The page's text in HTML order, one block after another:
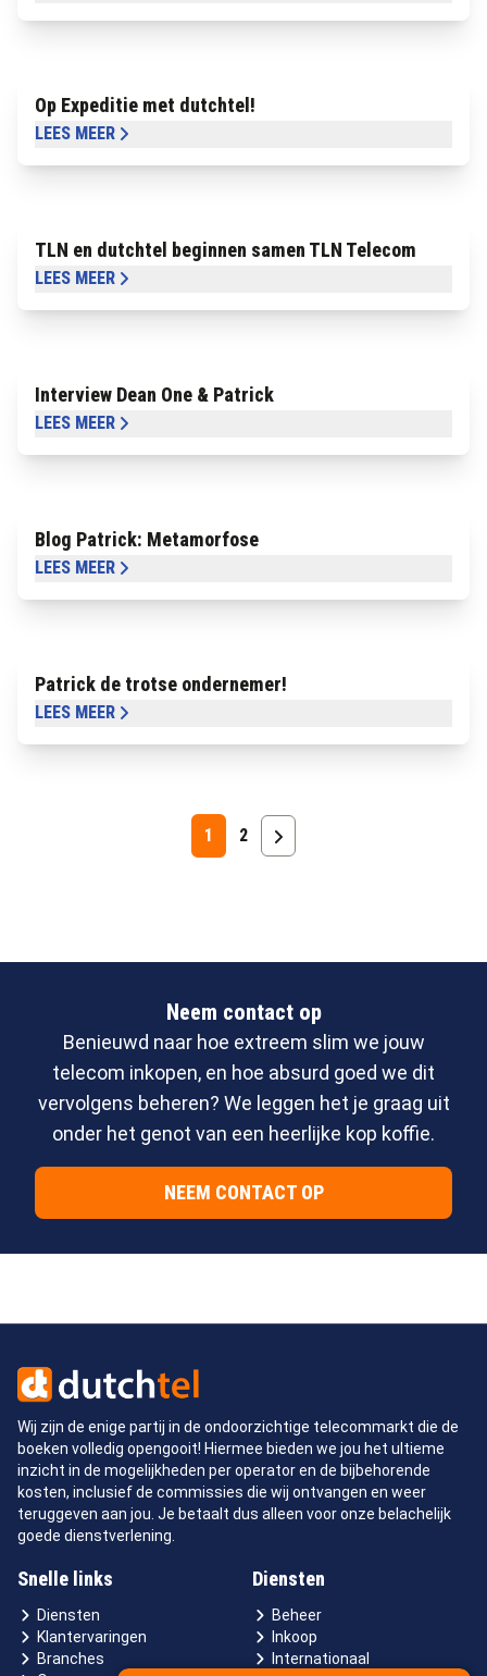
Op Expeditie met dutchtel!
LEES MEER
TLN en dutchtel beginnen samen TLN Telecom
LEES MEER
Interview Dean One & Patrick
LEES MEER
Blog Patrick: Metamorfose
LEES MEER
Patrick de trotse ondernemer!
LEES MEER
1 2
Neem contact op
Benieuwd naar hoe extreem slim we jouw
telecom inkopen, en hoe absurd goed we dit
vervolgens beheren? We leggen het je graag uit
onder het genot van een heerlijke kop koffie.
NEEM CONTACT OP
Wij zijn de enige partij in de ondoorzichtige telecommarkt die de
boeken volledig opengooit! Hiermee bieden we jou het ultieme
inzicht in de mogelijkheden per operator en de bijbehorende
kosten, inclusief de commissies die wij ontvangen en weer
teruggeven aan jou. Je betaalt dus alleen voor onze belachelijk
goede dienstverlening.
Snelle links
Diensten
Klantervaringen
Branches
Diensten
Beheer
Inkoop
Internationaal